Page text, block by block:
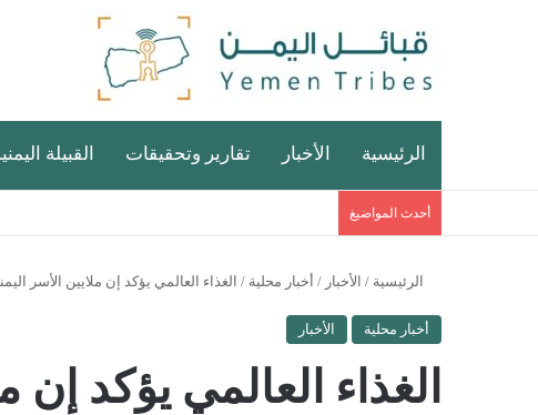
الرئيسية الأخبار تقارير وتحقيقات القبيلة
أحدث المواضيغ
الرئيسية / الأخبار / أخبار محلية / الغذاء العالمي يؤكد إن ملايين الأسر
أخبار محلية الأخبار
الغذاء العالمي يؤكد إن